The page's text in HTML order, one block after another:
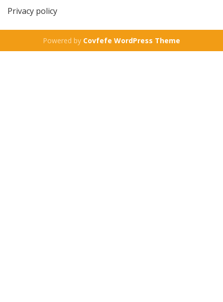
Privacy policy
Powered by Covfefe WordPress Theme